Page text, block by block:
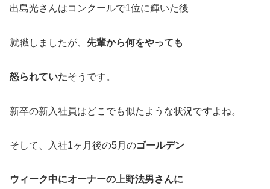
出島光さんはコンクールで1位に輝いた後
就職しましたが、 先輩から何をやっても
怒られていたそうです。
新卒の新入社員はどこでも似たような状況ですよね。
そして、入社1ヶ月後の5月のゴールデン
ウィーク中にオーナーの上野法男さんに